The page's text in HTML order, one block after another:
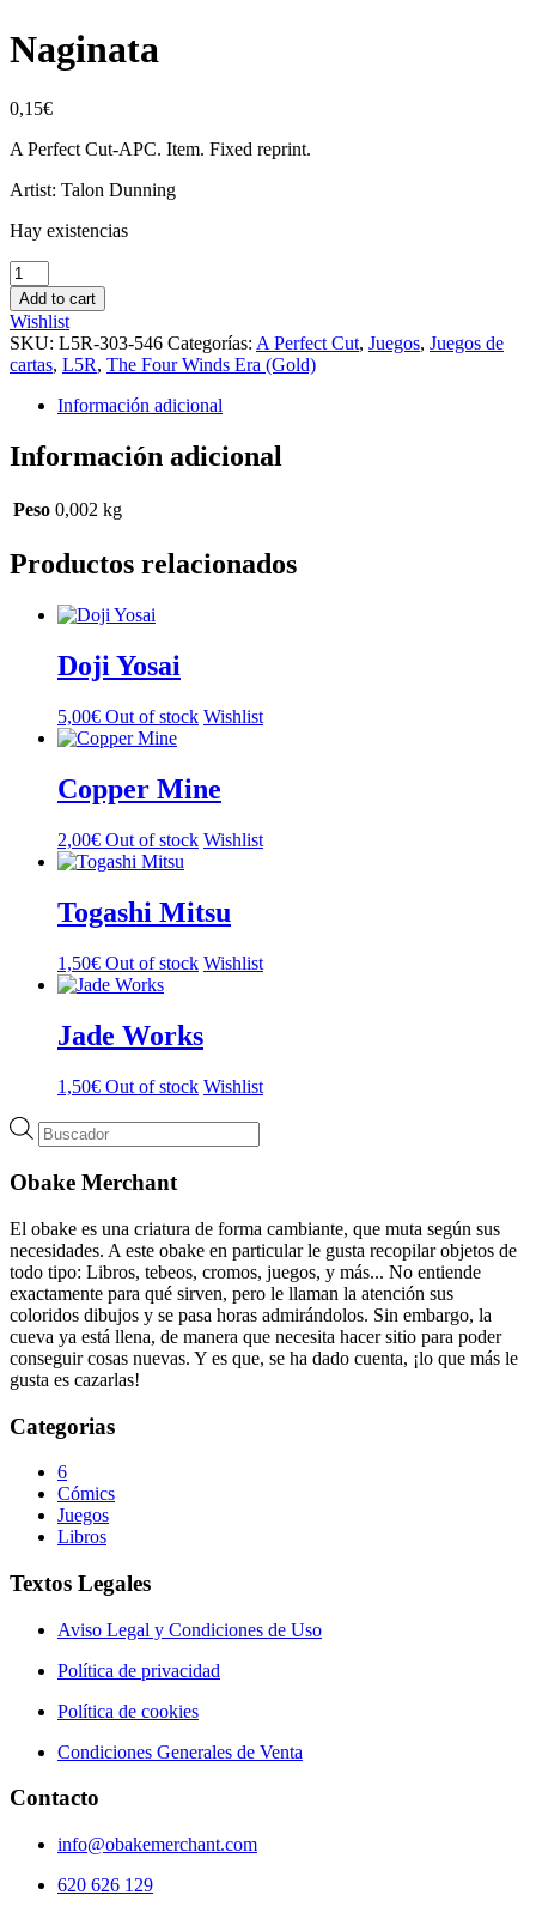
Naginata
0,15€
A Perfect Cut-APC. Item. Fixed reprint.
Artist: Talon Dunning
Hay existencias
Naginata
cantidad
Add to cart
Wishlist
SKU: L5R-303-546 Categorías: A Perfect Cut, Juegos, Juegos de
cartas, L5R, The Four Winds Era (Gold)
Información adicional
Información adicional
Peso 0,002 kg
Productos relacionados
Doji Yosai
5,00€ Out of stock Wishlist
Copper Mine
2,00€ Out of stock Wishlist
Togashi Mitsu
1,50€ Out of stock Wishlist
Jade Works
1,50€ Out of stock Wishlist
Búsqueda
de
Obake Merchant
El obake es una criatura de forma cambiante, que muta según sus
necesidades. A este obake en particular le gusta recopilar objetos de
todo tipo: Libros, tebeos, cromos, juegos, y más... No entiende
exactamente para qué sirven, pero le llaman la atención sus
coloridos dibujos y se pasa horas admirándolos. Sin embargo, la
cueva ya está llena, de manera que necesita hacer sitio para poder
conseguir cosas nuevas. Y es que, se ha dado cuenta, ¡lo que más le
gusta es cazarlas!
Categorias
6
Cómics
Juegos
Libros
Textos Legales
Aviso Legal y Condiciones de Uso
Política de privacidad
Política de cookies
Condiciones Generales de Venta
Contacto
info@obakemerchant.com
620 626 129